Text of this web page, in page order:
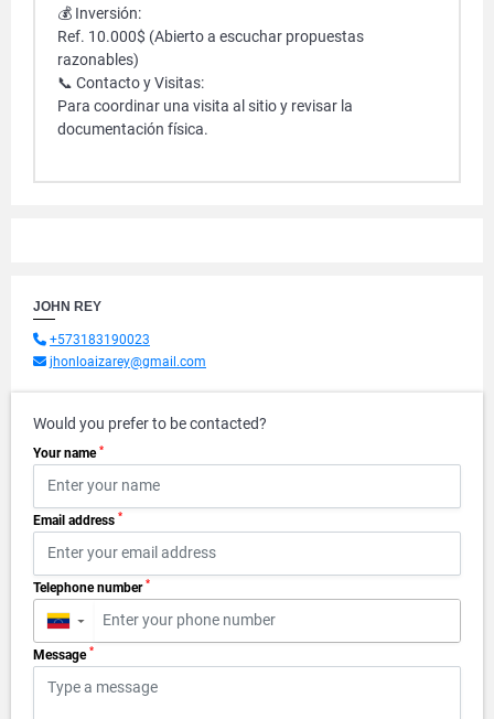
💰 Inversión:
Ref. 10.000$ (Abierto a escuchar propuestas
razonables)
📞 Contacto y Visitas:
Para coordinar una visita al sitio y revisar la
documentación física.
JOHN REY
+573183190023
jhonloaizarey@gmail.com
Would you prefer to be contacted?
Your name *
Email address *
Telephone number *
▼
Message *